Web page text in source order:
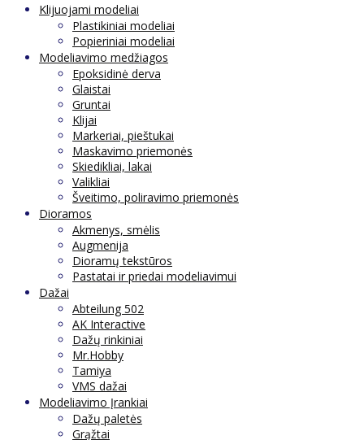
Klijuojami modeliai
Plastikiniai modeliai
Popieriniai modeliai
Modeliavimo medžiagos
Epoksidinė derva
Glaistai
Gruntai
Klijai
Markeriai, pieštukai
Maskavimo priemonės
Skiedikliai, lakai
Valikliai
Šveitimo, poliravimo priemonės
Dioramos
Akmenys, smėlis
Augmenija
Dioramų tekstūros
Pastatai ir priedai modeliavimui
Dažai
Abteilung 502
AK Interactive
Dažų rinkiniai
Mr.Hobby
Tamiya
VMS dažai
Modeliavimo Įrankiai
Dažų paletės
Grąžtai